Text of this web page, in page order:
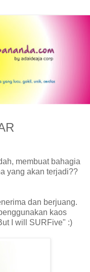
membuat bahagia
yang akan terjadi??
dan berjuang.
kaos
I will SURFive" :)